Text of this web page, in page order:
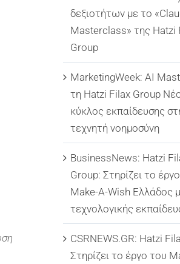
δεξιοτήτων με το
Masterclass» της Hatzi
Group
MarketingWeek: AI
τη Hatzi Filax Group
κύκλος εκπαίδευσης
τεχνητή νοημοσύνη
BusinessNews: Hatzi
Group: Στηρίζει το
Make-A-Wish Ελλάδος
τεχνολογικής
CSRNEWS.GR: Hatzi
Στηρίζει το έργο του